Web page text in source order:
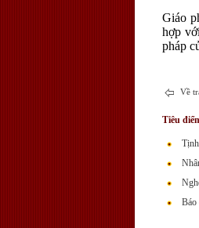
Giáo
hợp
pháp
Về
Tiêu
Báo